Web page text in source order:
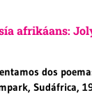
afrikáans:
dos
Sudáfrica,